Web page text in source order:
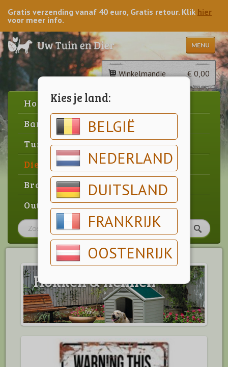
Kies je land:
BELGIË
NEDERLAND
DUITSLAND
FRANKRIJK
OOSTENRIJK
Gratis verzending vanaf 40 euro, Gratis retour. Klik hier
voor meer info.
MENU
Winkelmandje € 0,00
Home
Barbecue
Tuin
Dier
Brood & gebak
Outlet
Hokken & Rennen